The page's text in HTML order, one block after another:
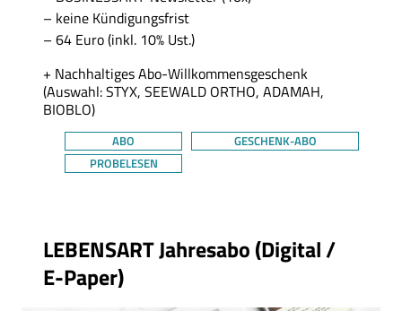
keine Kündigungsfrist
64 Euro (inkl. 10% Ust.)
+ Nachhaltiges Abo-Willkommensgeschenk
(Auswahl: STYX, SEEWALD ORTHO, ADAMAH,
BIOBLO)
ABO
GESCHENK-ABO
PROBELESEN
LEBENSART Jahresabo (Digital /
E-Paper)